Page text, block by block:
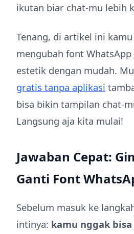
ikutan biar chat-mu lebih
Tenang, di artikel ini
mengubah font
estetik dengan mudah.
gratis tanpa aplikasi
bisa bikin tampilan chat-
Langsung aja kita mulai!
Jawaban Cepat:
Ganti Font
Sebelum masuk ke
intinya: kamu nggak